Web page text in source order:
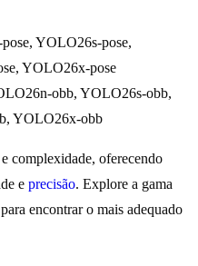
YOLO26s-pose,
YOLO26x-pose
obb, YOLO26s-obb,
YOLO26x-obb
complexidade, oferecendo
e precisão. Explore a gama
para encontrar o mais adequado